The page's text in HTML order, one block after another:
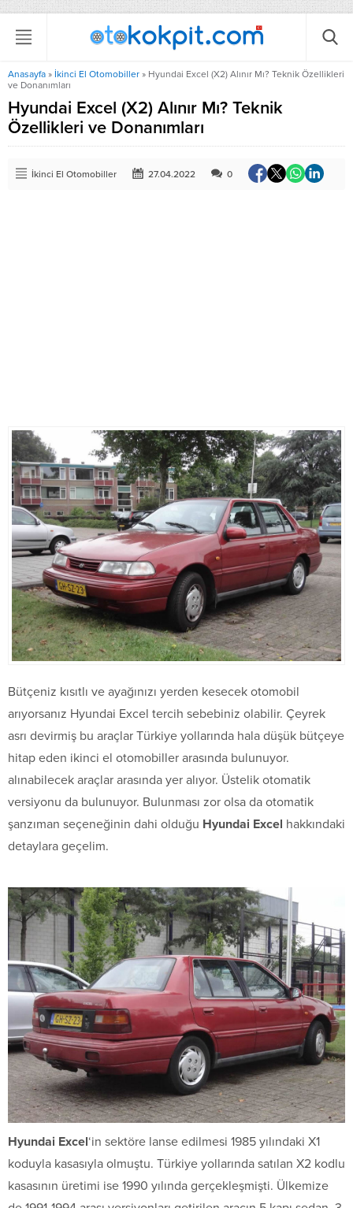
Anasayfa » İkinci El Otomobiller » Hyundai Excel (X2) Alınır Mı? Teknik Özellikleri
ve Donanımları
Hyundai Excel (X2) Alınır Mı? Teknik
Özellikleri ve Donanımları
İkinci El Otomobiller 27.04.2022 0
Bütçeniz kısıtlı ve ayağınızı yerden kesecek otomobil
arıyorsanız Hyundai Excel tercih sebebiniz olabilir. Çeyrek
asrı devirmiş bu araçlar Türkiye yollarında hala düşük bütçeye
hitap eden ikinci el otomobiller arasında bulunuyor.
alınabilecek araçlar arasında yer alıyor. Üstelik otomatik
versiyonu da bulunuyor. Bulunması zor olsa da otomatik
şanzıman seçeneğinin dahi olduğu Hyundai Excel hakkındaki
detaylara geçelim.
Hyundai Excel‘in sektöre lanse edilmesi 1985 yılındaki X1
koduyla kasasıyla olmuştu. Türkiye yollarında satılan X2 kodlu
kasasının üretimi ise 1990 yılında gerçekleşmişti. Ülkemize